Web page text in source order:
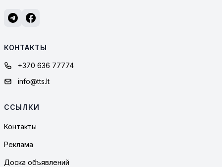
КОНТАКТЫ
+370 636 77774
info@tts.lt
ССЫЛКИ
Контакты
Реклама
Доска объявлений